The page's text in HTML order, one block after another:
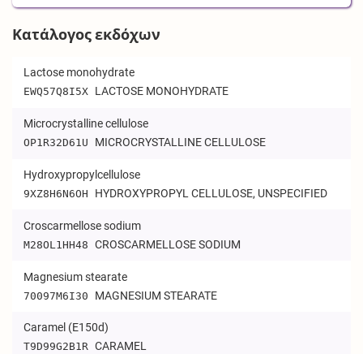
Κατάλογος εκδόχων
Lactose monohydrate
EWQ57Q8I5X LACTOSE MONOHYDRATE
Microcrystalline cellulose
OP1R32D61U MICROCRYSTALLINE CELLULOSE
Hydroxypropylcellulose
9XZ8H6N6OH HYDROXYPROPYL CELLULOSE, UNSPECIFIED
Croscarmellose sodium
M28OL1HH48CROSCARMELLOSE SODIUM
Magnesium stearate
70097M6I30 MAGNESIUM STEARATE
Caramel (E150d)
T9D99G2B1RCARAMEL